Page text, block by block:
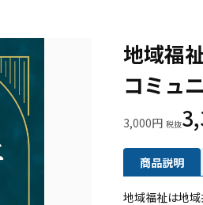
地域福
コミュ
3,000円
商品説明
地域福祉は地